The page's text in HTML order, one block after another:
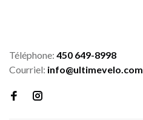
Téléphone: 450 649-8998
Courriel: info@ultimevelo.com